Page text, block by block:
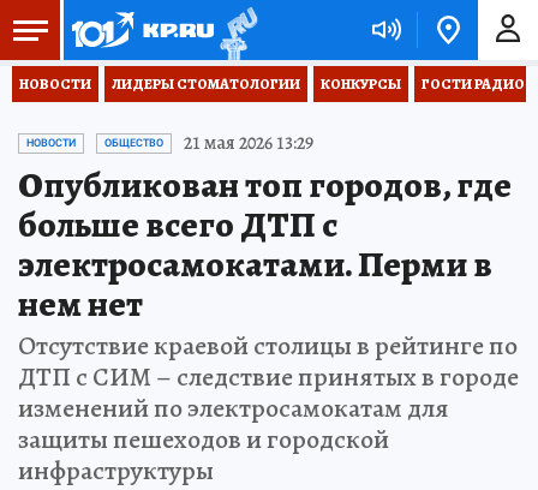
НОВОСТИ ЛИДЕРЫ СТОМАТОЛОГИИ КОНКУРСЫ ГОСТИ РАДИО
НОВОСТИ ОБЩЕСТВО 21 мая 2026 13:29
Опубликован топ городов, где
больше всего ДТП с
электросамокатами. Перми в
нем нет
Отсутствие краевой столицы в рейтинге по
ДТП с СИМ – следствие принятых в городе
изменений по электросамокатам для
защиты пешеходов и городской
инфраструктуры